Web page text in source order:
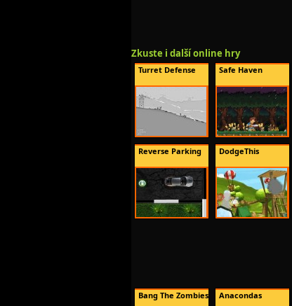
Zkuste i další online hry
Turret Defense Safe Haven
Reverse Parking DodgeThis
Bang The Zombies Anacondas